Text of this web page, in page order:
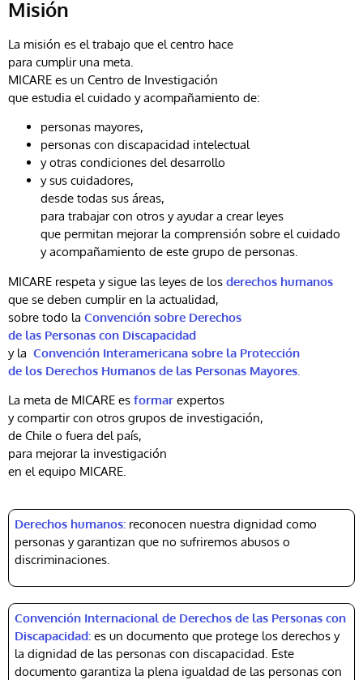
Misión
La misión es el trabajo que el centro hace
para cumplir una meta.
MICARE es un Centro de Investigación
que estudia el cuidado y acompañamiento de:
personas mayores,
personas con discapacidad intelectual
y otras condiciones del desarrollo
y sus cuidadores,
desde todas sus áreas,
para trabajar con otros y ayudar a crear leyes
que permitan mejorar la comprensión sobre el cuidado
y acompañamiento de este grupo de personas.
MICARE respeta y sigue las leyes de los derechos humanos
que se deben cumplir en la actualidad,
sobre todo la Convención sobre Derechos
de las Personas con Discapacidad
y la Convención Interamericana sobre la Protección
de los Derechos Humanos de las Personas Mayores.
La meta de MICARE es formar expertos
y compartir con otros grupos de investigación,
de Chile o fuera del país,
para mejorar la investigación
en el equipo MICARE.
Derechos humanos: reconocen nuestra dignidad como
personas y garantizan que no sufriremos abusos o
discriminaciones.
Convención Internacional de Derechos de las Personas con
Discapacidad: es un documento que protege los derechos y
la dignidad de las personas con discapacidad. Este
documento garantiza la plena igualdad de las personas con